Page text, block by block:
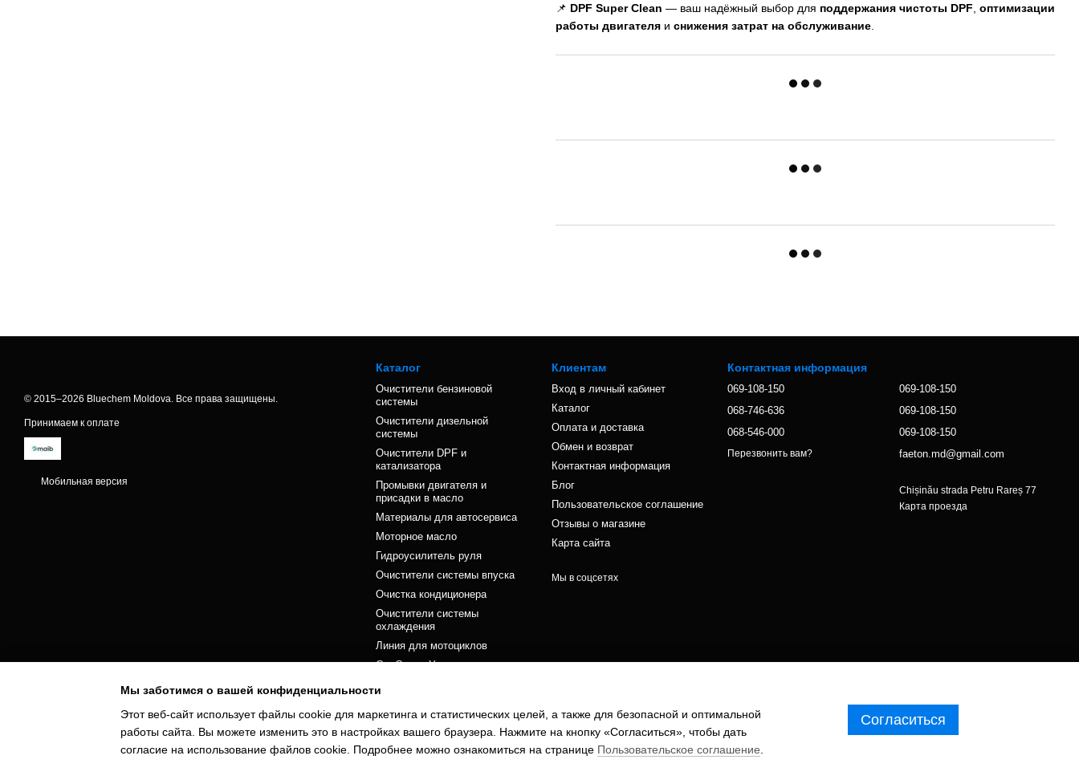
📌 DPF Super Clean — ваш надёжный выбор для поддержания чистоты DPF оптимизации
работы двигателя и снижения затрат на обслуживание
© 2015–2026 Bluechem Moldova. Все права защищены.
Принимаем к оплате
Мобильная версия
Каталог
Очистители бензиновой
системы
Очистители дизельной
системы
Очистители DPF и
катализатора
Промывки двигателя и
присадки в масло
Материалы для автосервиса
Моторное масло
Гидроусилитель руля
Очистители системы впуска
Очистка кондиционера
Очистители системы
охлаждения
Линия для мотоциклов
Car Care – Уход за кузовом и
Сервисные работы
Фильтры автомобильные
Клиентам
Вход в личный кабинет
Каталог
Оплата и доставка
Обмен и возврат
Контактная информация
Блог
Пользовательское соглашение
Отзывы о магазине
Карта сайта
Мы в соцсетях
Контактная информация
069-108-150
068-746-636
068-546-000
Перезвонить вам?
069-108-150
069-108-150
069-108-150
faeton.md@gmail.com
Chișinău strada Petru Rareș 77
Карта проезда
Мы заботимся о вашей конфиденциальности
Этот веб-сайт использует файлы cookie для маркетинга и статистических целей, а также для безопасной и оптимальной
работы сайта. Вы можете изменить это в настройках вашего браузера. Нажмите на кнопку «Согласиться», чтобы дать
согласие на использование файлов cookie. Подробнее можно ознакомиться на странице Пользовательское соглашение
Согласиться